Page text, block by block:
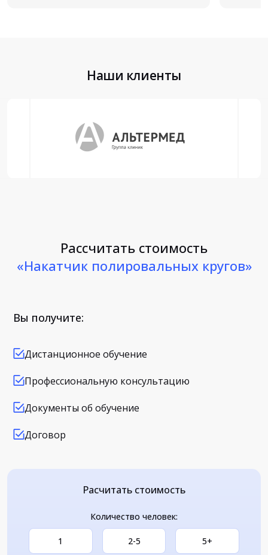
Наши клиенты
Рассчитать стоимость
«Накатчик полировальных кругов»
Вы получите:
Дистанционное обучение
Профессиональную консультацию
Документы об обучение
Договор
Расчитать стоимость
Количество человек:
1 2-5 5+